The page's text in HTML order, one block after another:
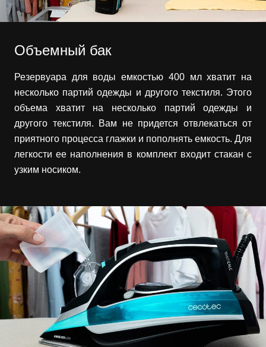
Объемный бак
Резервуара для воды емкостью 400 мл хватит на
несколько партий одежды и другого текстиля. Этого
объема хватит на несколько партий одежды и
другого текстиля. Вам не придется отвлекаться от
приятного процесса глажки и пополнять емкость. Для
легкости ее наполнения в комплект входит стакан с
узким носиком.